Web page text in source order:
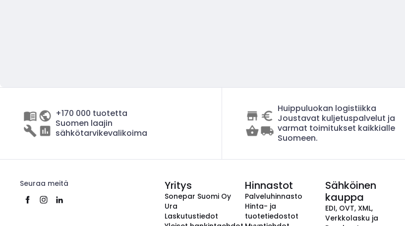
+170 000 tuotetta
Suomen laajin
sähkötarvikevalikoima
Huippuluokan logistiikka
Joustavat kuljetuspalvelut ja
varmat toimitukset kaikkialle
Suomeen.
Seuraa meitä Yritys
Sonepar Suomi Oy
Ura
Laskutustiedot
Hinnastot
Palveluhinnasto
Hinta- ja
tuotetiedostot
Sähköinen
kauppa
EDI, OVT, XML,
Verkkolasku ja